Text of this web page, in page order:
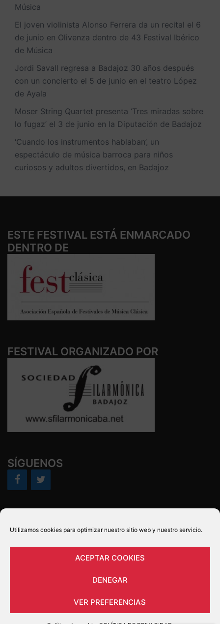
Utilizamos cookies para optimizar nuestro sitio web y nuestro servicio.
ACEPTAR COOKIES
DENEGAR
VER PREFERENCIAS
Música
El joven violinista Alonso Ferrera da un recital el 6
de junio en Olivenza dentro de 43 Festival Ibérico
de Música
Jordi Savall regresa a Badajoz 30 años después
con un concierto el 5 de junio en el teatro López
de Ayala
Moser String Quartet presenta ‘Tres miradas sobre
lo fugaz’ el 3 de junio en la Diputación de Badajoz
‘Cuando los instrumentos hablaban’, un
espectáculo de música barroca para niños
curiosos y adultos divertidos, en Badajoz
ESTE FESTIVAL ESTÁ ENMARCADO
DENTRO DE
FESTIVAL ORGANIZADO POR
SÍGUENOS
Política de cookies (UE)
AVISO LEGAL Y CONDICIONES DE USO
Funciona gracias aSydney